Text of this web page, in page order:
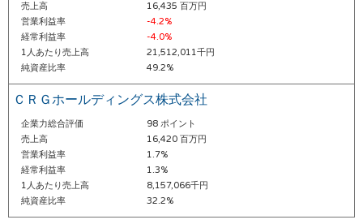
売上高
16,435 百万円
営業利益率
-4.2%
経常利益率
-4.0%
1人あたり売上高
21,512,011千円
純資産比率
49.2%
ＣＲＧホールディングス株式会社
企業力総合評価
98 ポイント
売上高
16,420 百万円
営業利益率
1.7%
経常利益率
1.3%
1人あたり売上高
8,157,066千円
純資産比率
32.2%